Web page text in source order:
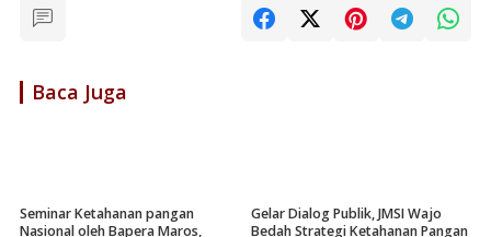
Baca Juga
Seminar Ketahanan pangan
Nasional oleh Bapera Maros,
Gelar Dialog Publik, JMSI Wajo
Bedah Strategi Ketahanan Pangan